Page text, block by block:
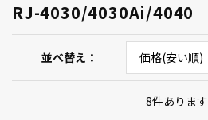
RJ-4030/4030Ai/4040
並べ替え
8件あります